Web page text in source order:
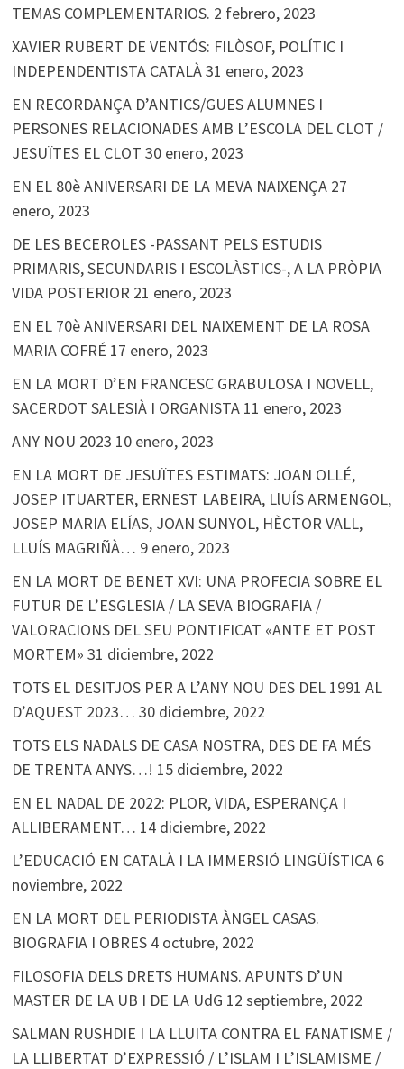
TEMAS COMPLEMENTARIOS. 2 febrero, 2023
XAVIER RUBERT DE VENTÓS: FILÒSOF, POLÍTIC I
INDEPENDENTISTA CATALÀ31 enero, 2023
EN RECORDANÇA D’ANTICS/GUES ALUMNES I
PERSONES RELACIONADES AMB L’ESCOLA DEL CLOT /
JESUÏTES EL CLOT 30 enero, 2023
EN EL 80è ANIVERSARI DE LA MEVA NAIXENÇA 27
enero, 2023
DE LES BECEROLES -PASSANT PELS ESTUDIS
PRIMARIS, SECUNDARIS I ESCOLÀSTICS-, A LA PRÒPIA
VIDA POSTERIOR 21 enero, 2023
EN EL 70è ANIVERSARI DEL NAIXEMENT DE LA ROSA
MARIA COFRÉ 17 enero, 2023
EN LA MORT D’EN FRANCESC GRABULOSA I NOVELL,
SACERDOT SALESIÀ I ORGANISTA 11 enero, 2023
ANY NOU 2023 10 enero, 2023
EN LA MORT DE JESUÏTES ESTIMATS: JOAN OLLÉ,
JOSEP ITUARTER, ERNEST LABEIRA, LlUÍS ARMENGOL,
JOSEP MARIA ELÍAS, JOAN SUNYOL, HÈCTOR VALL,
LLUÍS MAGRIÑÀ… 9 enero, 2023
EN LA MORT DE BENET XVI: UNA PROFECIA SOBRE EL
FUTUR DE L’ESGLESIA / LA SEVA BIOGRAFIA /
VALORACIONS DEL SEU PONTIFICAT «ANTE ET POST
MORTEM» 31 diciembre, 2022
TOTS EL DESITJOS PER A L’ANY NOU DES DEL 1991 AL
D’AQUEST 2023… 30 diciembre, 2022
TOTS ELS NADALS DE CASA NOSTRA, DES DE FA MÉS
DE TRENTA ANYS…! 15 diciembre, 2022
EN EL NADAL DE 2022: PLOR, VIDA, ESPERANÇA I
ALLIBERAMENT… 14 diciembre, 2022
L’EDUCACIÓ EN CATALÀ I LA IMMERSIÓ LINGÜÍSTICA 6
noviembre, 2022
EN LA MORT DEL PERIODISTA ÀNGEL CASAS.
BIOGRAFIA I OBRES 4 octubre, 2022
FILOSOFIA DELS DRETS HUMANS. APUNTS D’UN
MASTER DE LA UB I DE LA UdG 12 septiembre, 2022
SALMAN RUSHDIE I LA LLUITA CONTRA EL FANATISME /
LA LLIBERTAT D’EXPRESSIÓ / L’ISLAM I L’ISLAMISME /